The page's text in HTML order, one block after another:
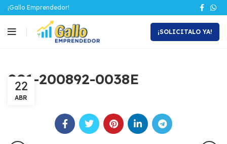
¡Gallo Emprendedor!
¡SOLICITALO YA!
001-200892-0038E
22
ABR